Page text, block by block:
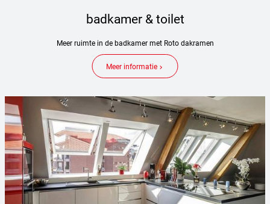
badkamer & toilet
Meer ruimte in de badkamer met Roto dakramen
Meer informatiekeyboard_arrow_right